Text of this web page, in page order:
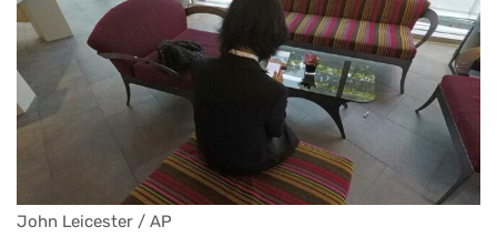
John Leicester / AP